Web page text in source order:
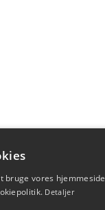
bruge vores hjemmeside
Detaljer